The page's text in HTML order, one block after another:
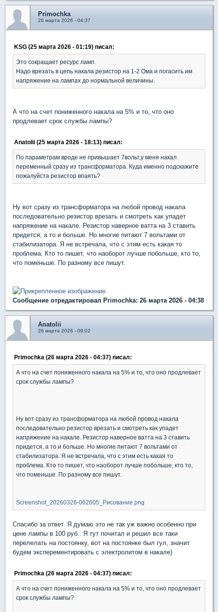
Primochka
26 марта 2026 - 04:37
KSG (25 марта 2026 - 01:19) писал:
Это сокращает ресурс ламп.
Надо врезать в цепь накала резистор на 1-2 Ома и погасить им
напряжение на лампах до нормальной величины.
А что на счет пониженного накала на 5% и то, что оно
продлевает срок службы лампы?
Anatolii (25 марта 2026 - 18:13) писал:
По параметрам вроде не привышает 7вольт,у меня накал
переменный сразу из трансформатора. Куда именно подскажите
пожалуйста резистор впаять?
Ну вот сразу из трансформатора на любой провод накала
последовательно резистор врезать и смотреть как упадет
напряжение на накале. Резистор наверное ватта на 3 ставить
придется, а то и больше. Но многие питают 7 вольтами от
стабилизатора. Я не встречала, что с этим есть какая то
проблема. Кто то пишет, что наоборот лучше побольше, кто то,
что поменьше. По разному все пишут.
Сообщение отредактировал Primochka: 26 марта 2026 - 04:38
Anatolii
26 марта 2026 - 09:02
Primochka (26 марта 2026 - 04:37) писал:
А что на счет пониженного накала на 5% и то, что оно продлевает
срок службы лампы?
Ну вот сразу из трансформатора на любой провод накала
последовательно резистор врезать и смотреть как упадет
напряжение на накале. Резистор наверное ватта на 3 ставить
придется, а то и больше. Но многие питают 7 вольтами от
стабилизатора. Я не встречала, что с этим есть какая то
проблема. Кто то пишет, что наоборот лучше побольше, кто то,
что поменьше. По разному все пишут.
Screenshot_20260326-062605_Рисование.png
Спасибо за ответ. Я думаю это не так уж важно особенно при
цене лампы в 100 руб.. Я тут почитал и решил все таки
перелелать на постоянку, вот на постоянке был гул, значит
будем эксперементировать с электролитом в накале)
Primochka (26 марта 2026 - 04:37) писал:
А что на счет пониженного накала на 5% и то, что оно продлевает
срок службы лампы?